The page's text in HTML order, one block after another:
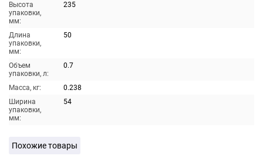
Высота
упаковки,
мм:
235
Длина
упаковки,
мм:
50
Объем
упаковки, л:
0.7
Масса, кг:
0.238
Ширина
упаковки,
мм:
54
Похожие товары